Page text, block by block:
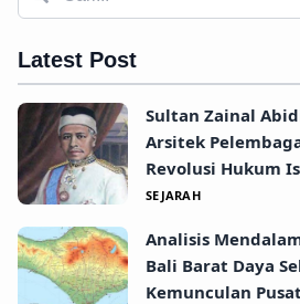
Latest Post
Sultan Zainal
Arsitek
Revolusi Hukum
SEJARAH
Analisis
Bali Barat Daya
Kemunculan